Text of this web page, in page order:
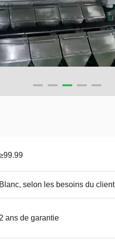
Blanc, selon les besoins du client
2 ans de garantie